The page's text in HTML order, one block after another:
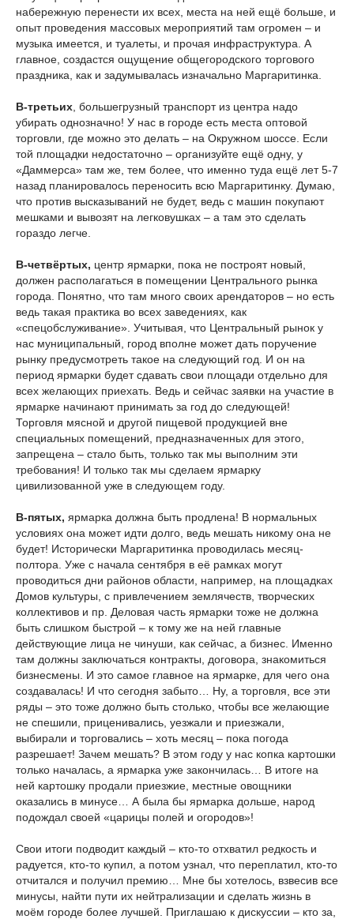
набережную перенести их всех, места на ней ещё больше, и
опыт проведения массовых мероприятий там огромен – и
музыка имеется, и туалеты, и прочая инфраструктура. А
главное, создастся ощущение общегородского торгового
праздника, как и задумывалась изначально Маргаритинка.
В-третьих , большегрузный транспорт из центра надо
убирать однозначно! У нас в городе есть места оптовой
торговли, где можно это делать – на Окружном шоссе. Если
той площадки недостаточно – организуйте ещё одну, у
«Даммерса» там же, тем более, что именно туда ещё лет 5-7
назад планировалось переносить всю Маргаритинку. Думаю,
что против высказываний не будет, ведь с машин покупают
мешками и вывозят на легковушках – а там это сделать
гораздо легче.
В-четвёртых, центр ярмарки, пока не построят новый,
должен располагаться в помещении Центрального рынка
города. Понятно, что там много своих арендаторов – но есть
ведь такая практика во всех заведениях, как
«спецобслуживание». Учитывая, что Центральный рынок у
нас муниципальный, город вполне может дать поручение
рынку предусмотреть такое на следующий год. И он на
период ярмарки будет сдавать свои площади отдельно для
всех желающих приехать. Ведь и сейчас заявки на участие в
ярмарке начинают принимать за год до следующей!
Торговля мясной и другой пищевой продукцией вне
специальных помещений, предназначенных для этого,
запрещена – стало быть, только так мы выполним эти
требования! И только так мы сделаем ярмарку
цивилизованной уже в следующем году.
В-пятых, ярмарка должна быть продлена! В нормальных
условиях она может идти долго, ведь мешать никому она не
будет! Исторически Маргаритинка проводилась месяц-
полтора. Уже с начала сентября в её рамках могут
проводиться дни районов области, например, на площадках
Домов культуры, с привлечением землячеств, творческих
коллективов и пр. Деловая часть ярмарки тоже не должна
быть слишком быстрой – к тому же на ней главные
действующие лица не чинуши, как сейчас, а бизнес. Именно
там должны заключаться контракты, договора, знакомиться
бизнесмены. И это самое главное на ярмарке, для чего она
создавалась! И что сегодня забыто… Ну, а торговля, все эти
ряды – это тоже должно быть столько, чтобы все желающие
не спешили, приценивались, уезжали и приезжали,
выбирали и торговались – хоть месяц – пока погода
разрешает! Зачем мешать? В этом году у нас копка картошки
только началась, а ярмарка уже закончилась… В итоге на
ней картошку продали приезжие, местные овощники
оказались в минусе… А была бы ярмарка дольше, народ
подождал своей «царицы полей и огородов»!
Свои итоги подводит каждый – кто-то отхватил редкость и
радуется, кто-то купил, а потом узнал, что переплатил, кто-то
отчитался и получил премию… Мне бы хотелось, взвесив все
минусы, найти пути их нейтрализации и сделать жизнь в
моём городе более лучшей. Приглашаю к дискуссии – кто за,